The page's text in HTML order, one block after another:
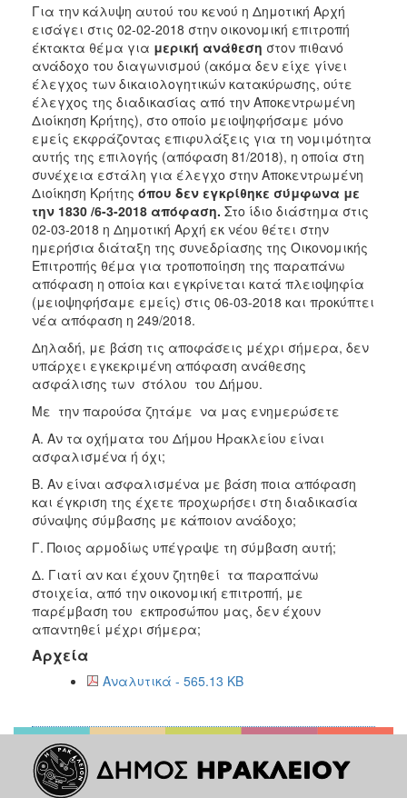
Για την κάλυψη αυτού του κενού η Δημοτική Αρχή
εισάγει στις 02-02-2018 στην οικονομική επιτροπή
έκτακτα θέμα για μερική ανάθεση στον πιθανό
ανάδοχο του διαγωνισμού (ακόμα δεν είχε γίνει
έλεγχος των δικαιολογητικών κατακύρωσης, ούτε
έλεγχος της διαδικασίας από την Αποκεντρωμένη
Διοίκηση Κρήτης), στο οποίο μειοψηφήσαμε μόνο
εμείς εκφράζοντας επιφυλάξεις για τη νομιμότητα
αυτής της επιλογής (απόφαση 81/2018), η οποία στη
συνέχεια εστάλη για έλεγχο στην Αποκεντρωμένη
Διοίκηση Κρήτης όπου δεν εγκρίθηκε σύμφωνα με
την 1830 /6-3-2018 απόφαση. Στο ίδιο διάστημα στις
02-03-2018 η Δημοτική Αρχή εκ νέου θέτει στην
ημερήσια διάταξη της συνεδρίασης της Οικονομικής
Επιτροπής θέμα για τροποποίηση της παραπάνω
απόφαση η οποία και εγκρίνεται κατά πλειοψηφία
(μειοψηφήσαμε εμείς) στις 06-03-2018 και προκύπτει
νέα απόφαση η 249/2018.
Δηλαδή, με βάση τις αποφάσεις μέχρι σήμερα, δεν
υπάρχει εγκεκριμένη απόφαση ανάθεσης
ασφάλισης των στόλου του Δήμου.
Με την παρούσα ζητάμε να μας ενημερώσετε
Α. Αν τα οχήματα του Δήμου Ηρακλείου είναι
ασφαλισμένα ή όχι;
Β. Αν είναι ασφαλισμένα με βάση ποια απόφαση
και έγκριση της έχετε προχωρήσει στη διαδικασία
σύναψης σύμβασης με κάποιον ανάδοχο;
Γ. Ποιος αρμοδίως υπέγραψε τη σύμβαση αυτή;
Δ. Γιατί αν και έχουν ζητηθεί τα παραπάνω
στοιχεία, από την οικονομική επιτροπή, με
παρέμβαση του εκπροσώπου μας, δεν έχουν
απαντηθεί μέχρι σήμερα;
Αρχεία
Αναλυτικά - 565.13 KB